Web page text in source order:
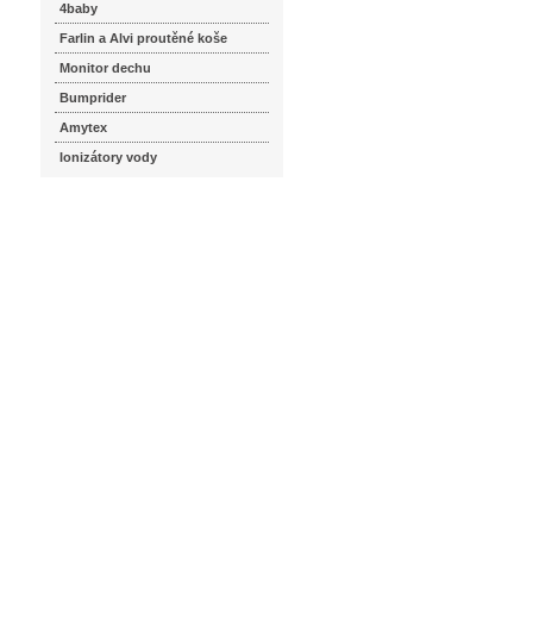
4baby
Farlin a Alvi proutěné koše
Monitor dechu
Bumprider
Amytex
Ionizátory vody